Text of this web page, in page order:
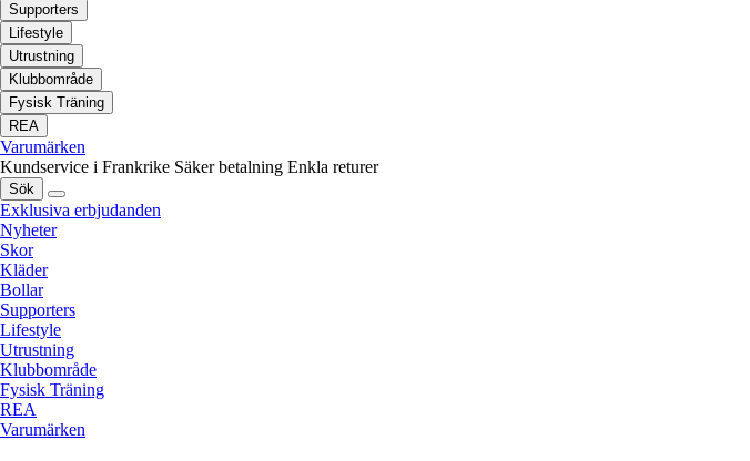
Supporters
Lifestyle
Utrustning
Klubbområde
Fysisk Träning
REA
Varumärken
Kundservice i Frankrike Säker betalning Enkla returer
Sök
Exklusiva erbjudanden
Nyheter
Skor
Kläder
Bollar
Supporters
Lifestyle
Utrustning
Klubbområde
Fysisk Träning
REA
Varumärken